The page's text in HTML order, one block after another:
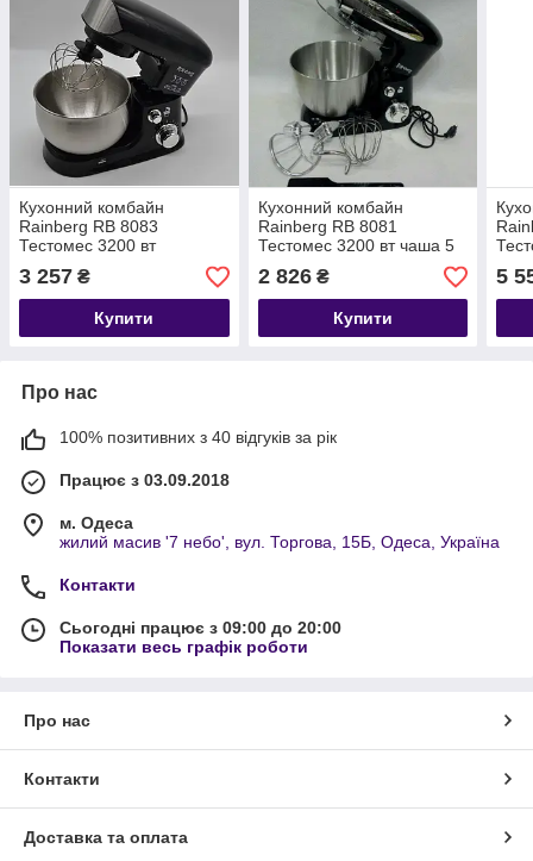
Кухонний комбайн
Rainberg RB 8083
Тестомес 3200 вт
3 257 ₴
Купити
Кухонний комбайн
Rainberg RB 8081
Тестомес 3200 вт чаша 5
літрів
2 826₴
Купити
5
Про нас
100% позитивних з 40 відгуків за рік
Працює з 03.09.2018
м. Одеса
жилий масив '7 небо', вул. Торгова, 15Б, Одеса, Україна
Контакти
Сьогодні працює з 09:00 до 20:00
Показати весь графік роботи
Про нас
Контакти
Доставка та оплата